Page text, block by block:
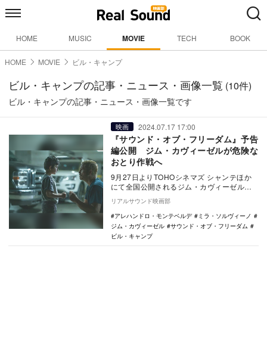
HOME MUSIC MOVIE TECH BOOK
HOME MOVIE ビル・キャンプ
ビル・キャンプの記事・ニュース・画像一覧 (10件)
ビル・キャンプの記事・ニュース・画像一覧です
映画 2024.07.17 17:00
『サウンド・オブ・フリーダム』予告
編公開 ジム・カヴィーゼルが危険な
おとり作戦へ
9月27日よりTOHOシネマズ シャンテほか
にて全国公開されるジム・カヴィーゼル主
演映画『サウンド・オブ・フリーダム』の
予告編と…
リアルサウンド映画部
アレハンドロ・モンテベルデ
ミラ・ソルヴィーノ
ジム・カヴィーゼル
サウンド・オブ・フリーダム
ビル・キャンプ